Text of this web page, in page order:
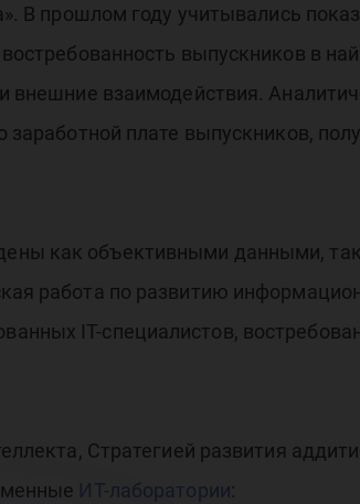
В прошлом году учитывались
выпускников в
внешние взаимодействия.
плате выпускников,
как объективными данными,
работа по развитию
IT-специалистов,
Стратегией развития
ИТ-лаборатории: